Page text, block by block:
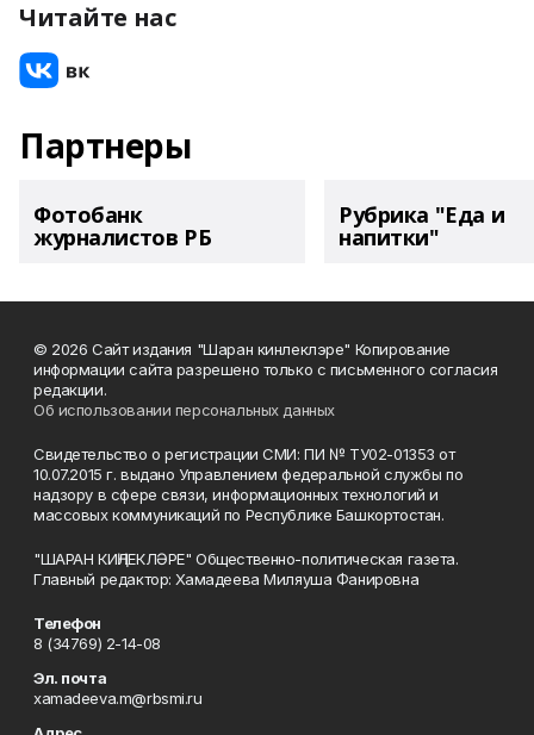
Читайте нас
Партнеры
Фотобанк
журналистов РБ
Рубрика "Еда и
напитки"
© 2026 Сайт издания "Шаран кинлеклэре" Копирование
информации сайта разрешено только с письменного согласия
редакции.
Об использовании персональных данных
Свидетельство о регистрации СМИ: ПИ № ТУ02-01353 от
10.07.2015 г. выдано Управлением федеральной службы по
надзору в сфере связи, информационных технологий и
массовых коммуникаций по Республике Башкортостан.
"ШАРАН КИҢЛЕКЛӘРЕ" Общественно-политическая газета.
Главный редактор: Хамадеева Миляуша Фанировна
Телефон
8 (34769) 2-14-08
Эл. почта
xamadeeva.m@rbsmi.ru